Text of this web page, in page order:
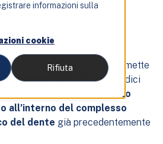
informazioni sulla
cookie
Rifiuta
– chiamata anche
chirurgica che permette
apicali(all’apice delle radici
materiale necrotico/infetto
all’interno del complesso
del dente già precedentemente